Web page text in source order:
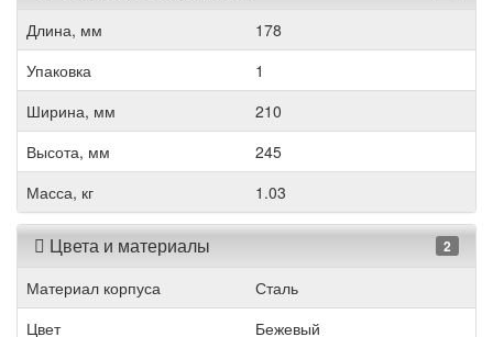
Длина, мм
178
Упаковка
1
Ширина, мм
210
Высота, мм
245
Масса, кг
1.03
Цвета и материалы 2
Материал корпуса
Сталь
Цвет
Бежевый